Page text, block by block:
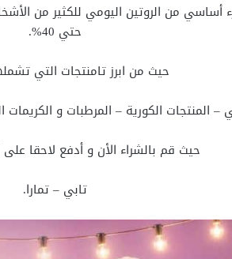
أساسي من الروتين اليومي للكثير من
حتي 40%.
حيث من ابرز تامنتجات التي
المنتجات الكورية – المرطبات و
حيث قم بالشراء الأن و أدفع لاحقا
تابي – تمارا.